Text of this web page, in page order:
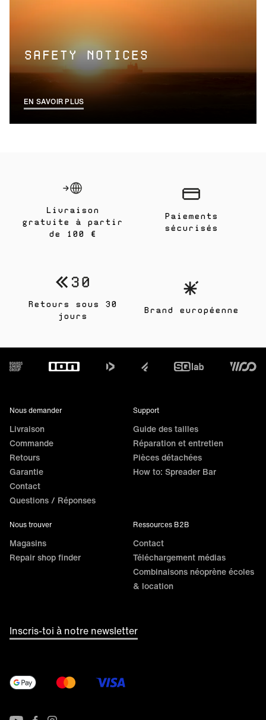
SAFETY NOTICES
EN SAVOIR PLUS
Livraison
gratuite à partir
de 100 €
Retours sous 30
jours
Paiements
sécurisés
Brand européenne
Footer
Nous demander
Livraison
Commande
Retours
Garantie
Contact
Questions / Réponses
Support
Guide des tailles
Réparation et entretien
Pièces détachées
How to: Spreader Bar
Nous trouver
Magasins
Repair shop finder
Ressources B2B
Contact
Téléchargement médias
Combinaisons néoprène écoles
& location
Inscris-toi à notre newsletter